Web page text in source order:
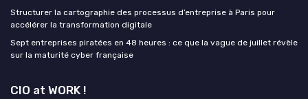
Structurer la cartographie des processus d’entreprise à Paris pour
accélérer la transformation digitale
Sept entreprises piratées en 48 heures : ce que la vague de juillet révèle
sur la maturité cyber française
CIO at WORK !